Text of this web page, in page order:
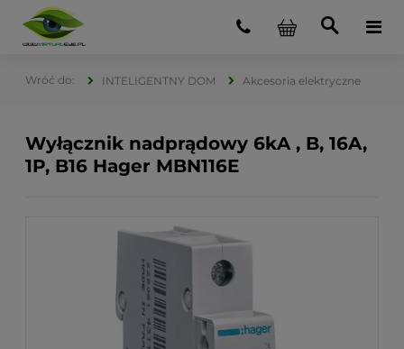
INTELIGENTNY DOM Akcesoria elektryczne
Wyłącznik nadprądowy 6kA , B, 16A,
1P, B16 Hager MBN116E